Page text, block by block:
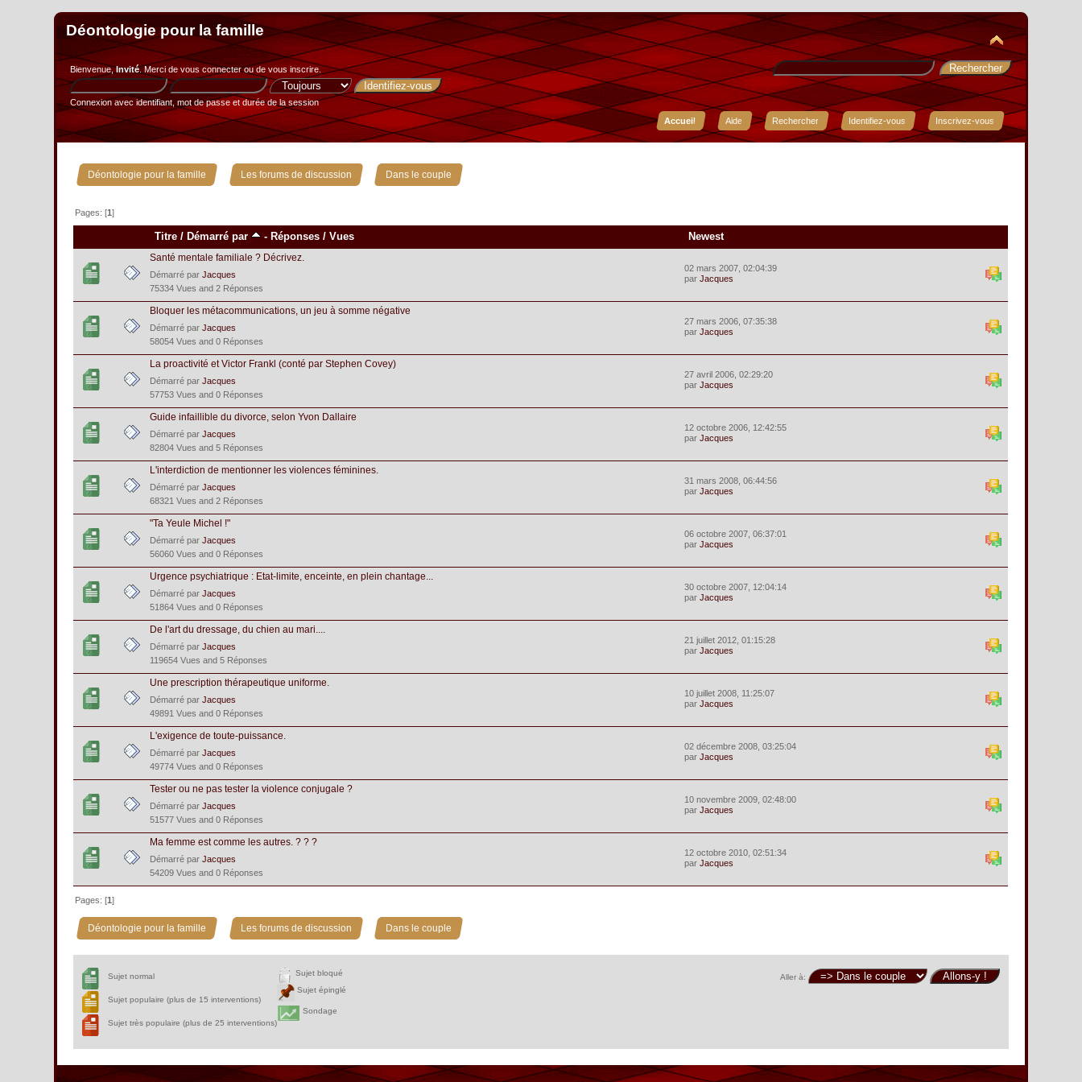
Déontologie pour la famille
Bienvenue,Invité. Merci devous connecterou devous inscrire.
Connexion avec identifiant, mot de passe et durée de la session
Accueil
Aide Rechercher Identifiez-vous Inscrivez-vous
Déontologie pour la famille » Les forums de discussion » Dans le couple
Pages: [1]
Titre / Démarré par - Réponses /Vues Newest
Santé mentale familiale ? Décrivez.
Démarré parJacques
75334 Vues and 2 Réponses
02 mars 2007, 02:04:39
parJacques
Bloquer les métacommunications, un jeu à somme négative
Démarré parJacques
58054 Vues and 0 Réponses
27 mars 2006, 07:35:38
parJacques
La proactivité et Victor Frankl (conté par Stephen Covey)
Démarré parJacques
57753 Vues and 0 Réponses
27 avril 2006, 02:29:20
parJacques
Guide infaillible du divorce, selon Yvon Dallaire
Démarré parJacques
82804 Vues and 5 Réponses
12 octobre 2006, 12:42:55
parJacques
L'interdiction de mentionner les violences féminines.
Démarré parJacques
68321 Vues and 2 Réponses
31 mars 2008, 06:44:56
parJacques
"Ta Yeule Michel !"
Démarré parJacques
56060 Vues and 0 Réponses
06 octobre 2007, 06:37:01
parJacques
Urgence psychiatrique : Etat-limite, enceinte, en plein chantage...
Démarré parJacques
51864 Vues and 0 Réponses
30 octobre 2007, 12:04:14
parJacques
De l'art du dressage, du chien au mari....
Démarré parJacques
119654 Vues and 5 Réponses
21 juillet 2012, 01:15:28
parJacques
Une prescription thérapeutique uniforme.
Démarré parJacques
49891 Vues and 0 Réponses
10 juillet 2008, 11:25:07
parJacques
L'exigence de toute-puissance.
Démarré parJacques
49774 Vues and 0 Réponses
02 décembre 2008, 03:25:04
parJacques
Tester ou ne pas tester la violence conjugale ?
Démarré parJacques
51577 Vues and 0 Réponses
10 novembre 2009, 02:48:00
parJacques
Ma femme est comme les autres. ? ? ?
Démarré parJacques
54209 Vues and 0 Réponses
12 octobre 2010, 02:51:34
parJacques
Pages: [1]
Déontologie pour la famille » Les forums de discussion » Dans le couple
Aller à:
Sujet normal
Sujet populaire (plus de 15 interventions)
Sujet très populaire (plus de 25 interventions)
Sujet bloqué
Sujet épinglé
Sondage